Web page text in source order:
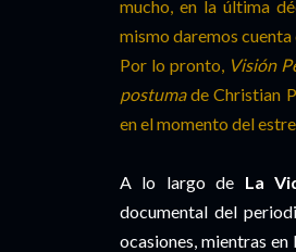
mucho, en la última
mismo daremos
Por lo pronto, Visión
postumade Christian
en el momento del
A lo largo de La
documental del
ocasiones, mientras en